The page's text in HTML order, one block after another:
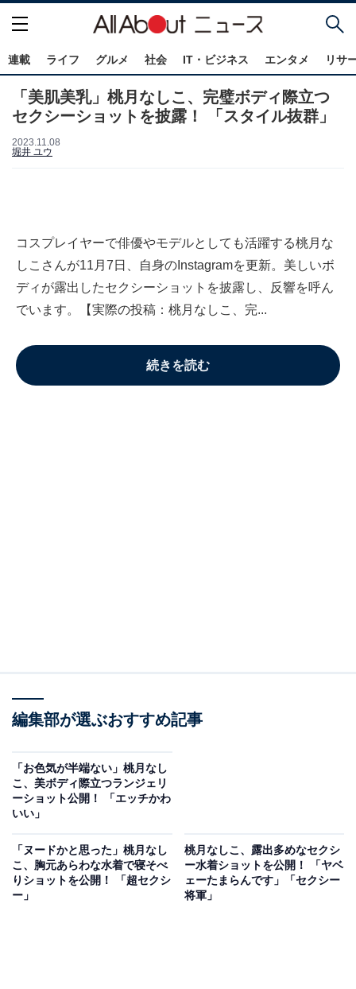
連載 ライフ グルメ 社会 IT・ビジネス エンタメ リサ
「美肌美乳」桃月なしこ、完璧ボディ際立つ
セクシーショットを披露！ 「スタイル抜群」
2023.11.08
堀井 ユウ
コスプレイヤーで俳優やモデルとしても活躍する桃月な
しこさんが11月7日、自身のInstagramを更新。美しいボ
ディが露出したセクシーショットを披露し、反響を呼ん
でいます。【実際の投稿：桃月なしこ、完...
続きを読む
編集部が選ぶおすすめ記事
「お色気が半端ない」桃月なし
こ、美ボディ際立つランジェリ
ーショット公開！ 「エッチかわ
いい」
「ヌードかと思った」桃月なし
こ、胸元あらわな水着で寝そべ
りショットを公開！ 「超セクシ
ー」
桃月なしこ、露出多めなセクシ
ー水着ショットを公開！ 「ヤベ
ェーたまらんです」「セクシー
将軍」